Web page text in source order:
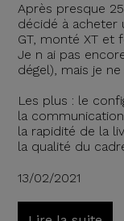
Après presque
décidé à acheter
GT, monté XT et
Je n ai pas
dégel), mais je
Les plus : le
la communication
la rapidité de la
la qualité du
13/02/2021